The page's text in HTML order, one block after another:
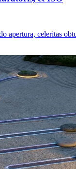
apertura, celeritas